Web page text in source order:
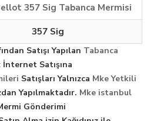
357 Sig Tabanca Mermisi
357 Sig
Satışı Yapılan Tabanca
Satışına
Satışları Yalnızca Mke Yetkili
Yapılmaktadır. Mke istanbul
Gönderimi